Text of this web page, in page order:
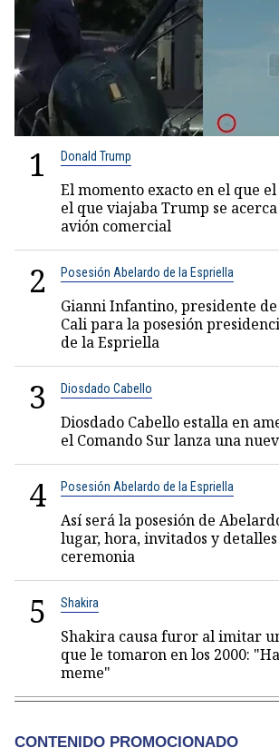
1 Donald Trump
El momento exacto en el que
el que viajaba Trump se
avión comercial
2 Posesión Abelardo de la Espriella
Gianni Infantino, presidente de
Cali para la posesión
de la Espriella
3 Diosdado Cabello
Diosdado Cabello estalla en
el Comando Sur lanza una
4 Posesión Abelardo de la Espriella
Así será la posesión de
lugar, hora, invitados y
ceremonia
5 Shakira
Shakira causa furor al imitar
que le tomaron en los 2000:
meme"